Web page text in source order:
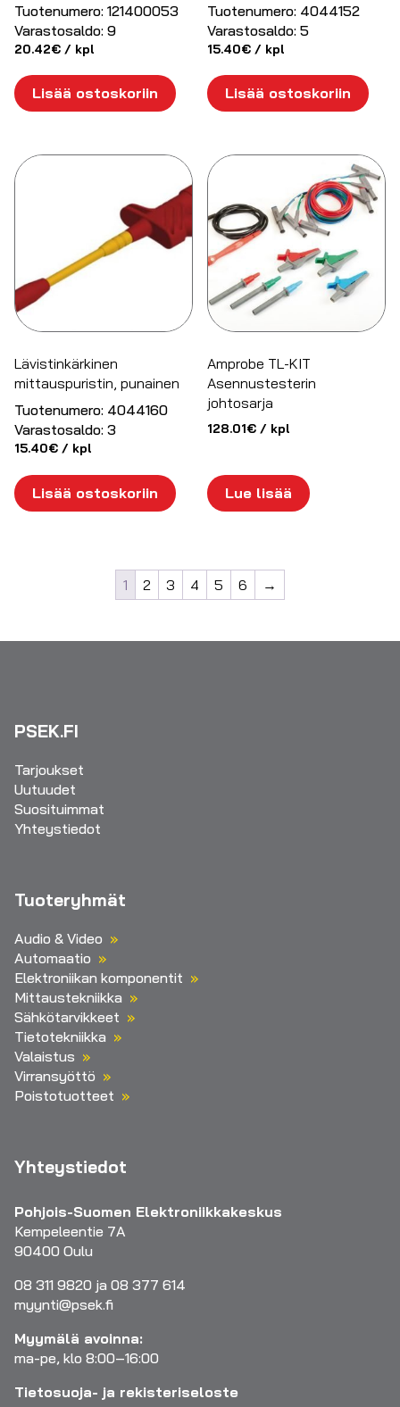
Tuotenumero: 121400053
Varastosaldo: 9
20.42€ / kpl
Lisää ostoskoriin
Tuotenumero: 4044152
Varastosaldo: 5
15.40€ / kpl
Lisää ostoskoriin
Lävistinkärkinen
mittauspuristin, punainen
Tuotenumero: 4044160
Varastosaldo: 3
15.40€ / kpl
Lisää ostoskoriin
Amprobe TL-KIT
Asennustesterin
johtosarja
128.01€ / kpl
Lue lisää
1 2 3 4 5 6 →
PSEK.FI
Tarjoukset
Uutuudet
Suosituimmat
Yhteystiedot
Tuoteryhmät
Audio & Video
Automaatio
Elektroniikan komponentit
Mittaustekniikka
Sähkötarvikkeet
Tietotekniikka
Valaistus
Virransyöttö
Poistotuotteet
Yhteystiedot
Pohjois-Suomen Elektroniikkakeskus
Kempeleentie 7A
90400 Oulu
08 311 9820 ja 08 377 614
myynti@psek.fi
Myymälä avoinna:
ma-pe, klo 8:00–16:00
Tietosuoja- ja rekisteriseloste